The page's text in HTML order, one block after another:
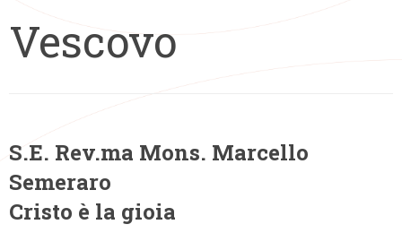
S.E. Rev.ma Mons. Marcello
Semeraro
Cristo è la gioia